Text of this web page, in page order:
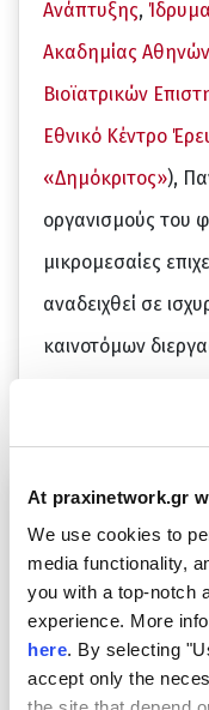
At praxinetwork.gr
We use cookies to
media functionality,
you with a top-notch
experience. More
here. By selecting
accept only the
Ανάπτυξης,
Ακαδημίας Αθηνών
Βιοϊατρικών
Εθνικό Κέντρο
«Δημόκριτος»),
οργανισμούς του
μικρομεσαίες
αναδειχθεί σε
καινοτόμων